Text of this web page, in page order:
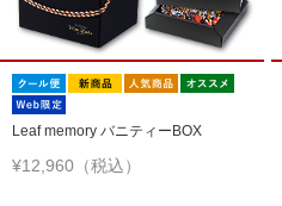
Leaf memory バニティーBOX
¥12,960（税込）